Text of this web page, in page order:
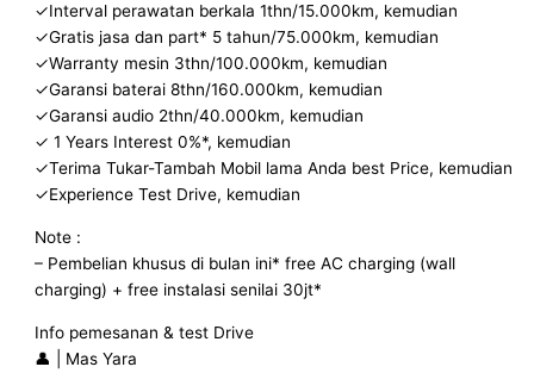
✓Interval perawatan berkala 1thn/15.000km, kemudian
✓Gratis jasa dan part* 5 tahun/75.000km, kemudian
✓Warranty mesin 3thn/100.000km, kemudian
✓Garansi baterai 8thn/160.000km, kemudian
✓Garansi audio 2thn/40.000km, kemudian
✓ 1 Years Interest 0%*, kemudian
✓Terima Tukar-Tambah Mobil lama Anda best Price, kemudian
✓Experience Test Drive, kemudian
Note :
– Pembelian khusus di bulan ini* free AC charging (wall
charging) + free instalasi senilai 30jt*
Info pemesanan & test Drive
👤 | Mas Yara